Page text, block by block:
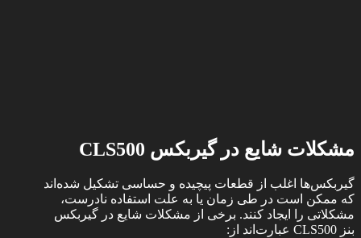
مشکلات شایع در گیربکس CLS500
گیربکس‌ها اغلب از قطعات پیچیده و حساسی تشکیل شده‌اند
که ممکن است در طی زمان یا به علت استفاده نادرست،
مشکلاتی را ایجاد کنند. برخی از مشکلات شایع در گیربکس
بنز CLS500 عبارت‌اند از: